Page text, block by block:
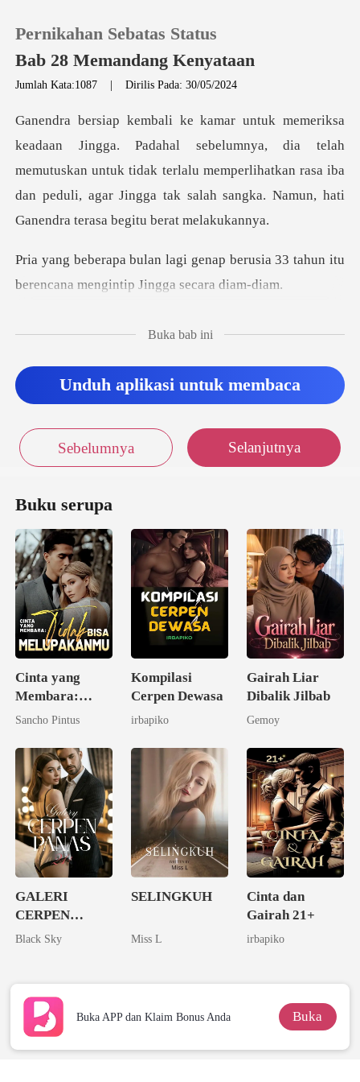
0
Pengisian Ulang
Keluar
Pernikahan Sebatas Status
Bab 28 Memandang Kenyataan
Jumlah Kata:1087 |Dirilis Pada: 30/05/2024
ya, dia telah
memutuskan untuk tidak terlalu memperlihatkan rasa iba
dan peduli, a
ap berusia 33 tahun itu
berencana
Buka bab ini
Unduh aplikasi untuk membaca
Sebelumnya Selanjutnya
Buku serupa
Cinta yang
Membara:
Tidak Bisa
Sancho Pintus
Kompilasi
Cerpen Dewasa
irbapiko
Gairah Liar
Dibalik Jilbab
Gemoy
GALERI
CERPEN
PANAS 21+
Black Sky
SELINGKUH
Miss L
Cinta dan
Gairah 21+
irbapiko
Buka APP dan Klaim Bonus Anda Buka